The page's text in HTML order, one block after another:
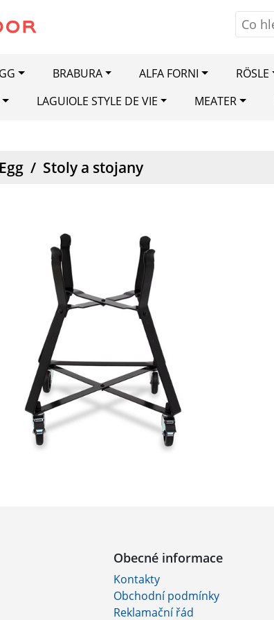
BRABURA ALFA FORNI RÖSLE
LAGUIOLE STYLE DE VIE MEATER
/ Stoly a stojany
Obecné informace
Kontakty
Obchodní podmínky
Reklamační řád